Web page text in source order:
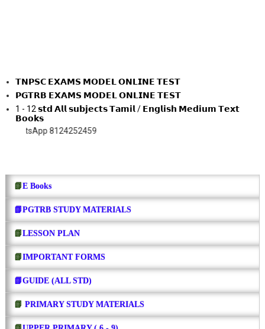
𝗧𝗡𝗣𝗦𝗖 𝗘𝗫𝗔𝗠𝗦 𝗠𝗢𝗗𝗘𝗟 𝗢𝗡𝗟𝗜𝗡𝗘 𝗧𝗘𝗦𝗧
𝗣𝗚𝗧𝗥𝗕 𝗘𝗫𝗔𝗠𝗦 𝗠𝗢𝗗𝗘𝗟 𝗢𝗡𝗟𝗜𝗡𝗘 𝗧𝗘𝗦𝗧
1 - 12 𝘀𝘁𝗱 𝗔𝗹𝗹 𝘀𝘂𝗯𝗷𝗲𝗰𝘁𝘀 𝗧𝗮𝗺𝗶𝗹 / 𝗘𝗻𝗴𝗹𝗶𝘀𝗵 𝗠𝗲𝗱𝗶𝘂𝗺 𝗧𝗲𝘅𝘁
𝗕𝗼𝗼𝗸𝘀
8124252459
📗E Books
📗PGTRB STUDY MATERIALS
📗LESSON PLAN
📗IMPORTANT FORMS
📗GUIDE (ALL STD)
📗 PRIMARY STUDY MATERIALS